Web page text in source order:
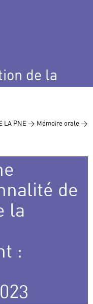
de la
LA PNE > Mémoire orale >
de
la
: